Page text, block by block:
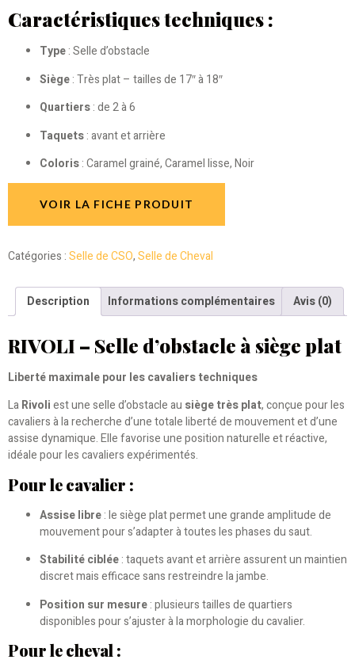
Caractéristiques techniques :
Type: Selle d’obstacle
Siège: Très plat – tailles de 17″ à 18″
Quartiers: de 2 à 6
Taquets: avant et arrière
Coloris: Caramel grainé, Caramel lisse, Noir
VOIR LA FICHE PRODUIT
Catégories :Selle de CSO,Selle de Cheval
Description Informations complémentaires Avis (0)
RIVOLI – Selle d’obstacle à siège plat
Liberté maximale pour les cavaliers techniques
LaRivoliest une selle d’obstacle au siège très plat, conçue pour les
cavaliers à la recherche d’une totale liberté de mouvement et d’une
assise dynamique. Elle favorise une position naturelle et réactive,
idéale pour les cavaliers expérimentés.
Pour le cavalier :
Assise libre: le siège plat permet une grande amplitude de
mouvement pour s’adapter à toutes les phases du saut.
Stabilité ciblée: taquets avant et arrière assurent un maintien
discret mais efficace sans restreindre la jambe.
Position sur mesure: plusieurs tailles de quartiers
disponibles pour s’ajuster à la morphologie du cavalier.
Pour le cheval :